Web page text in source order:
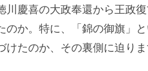
慶喜の大政奉還から王政復
か。特に、
「錦の御旗」
たのか、その裏側に迫りま